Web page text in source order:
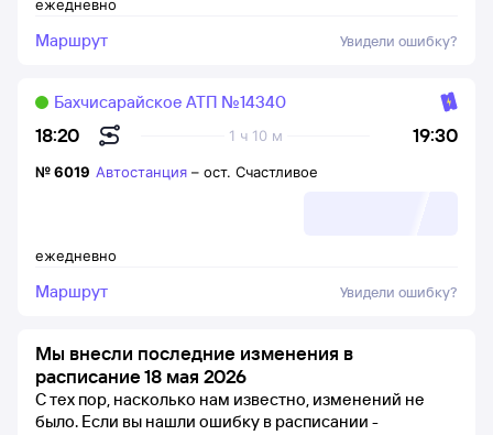
ежедневно
Маршрут Увидели ошибку?
18:20 19:30
1 ч 10 м
Бахчисарайское АТП №14340
ежедневно
№6019 Автостанция – ост. Счастливое
Маршрут Увидели ошибку?
Мы внесли последние изменения в
расписание 18 мая 2026
С тех пор, насколько нам известно, изменений не
было. Если вы нашли ошибку в расписании -